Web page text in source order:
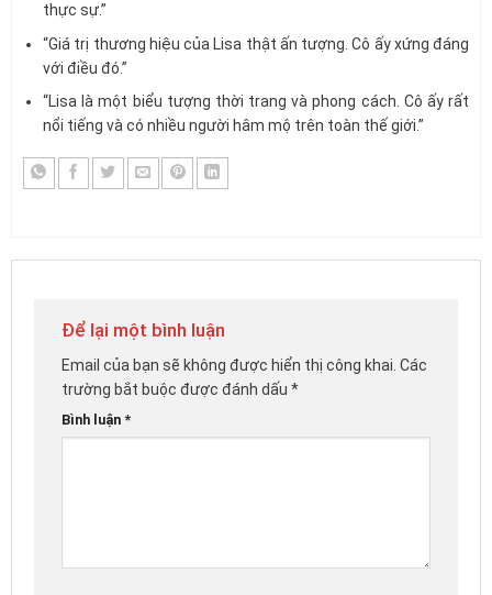
thực sự.”
“Giá trị thương hiệu của Lisa thật ấn tượng. Cô ấy xứng đáng
với điều đó.”
“Lisa là một biểu tượng thời trang và phong cách. Cô ấy rất
nổi tiếng và có nhiều người hâm mộ trên toàn thế giới.”
Để lại một bình luận
Email của bạn sẽ không được hiển thị công khai. Các
trường bắt buộc được đánh dấu *
Bình luận *